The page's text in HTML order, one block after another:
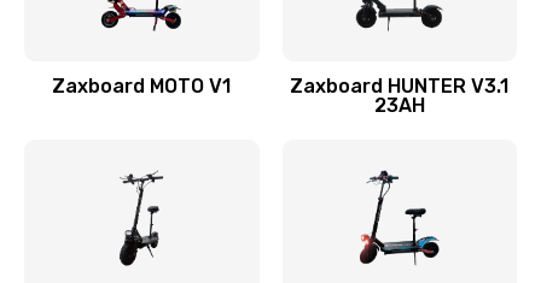
Zaxboard MOTO V1
Zaxboard HUNTER V3.1
23AH